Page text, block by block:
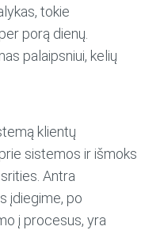
tokie
porą dienų.
palaipsniui, kelių
klientų
sistemos ir išmoks
Antra
įdiegime, po
į procesus, yra